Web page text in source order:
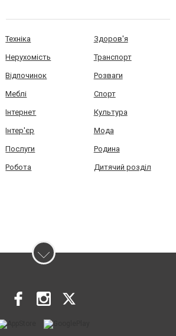
Техніка Здоров'я
Нерухомість Транспорт
Відпочинок Розваги
Меблі Спорт
Інтернет Культура
Інтер'єр Мода
Послуги Родина
Робота Дитячий розділ